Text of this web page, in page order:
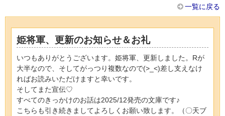
一覧に戻る
姫将軍、更新のお知らせ＆お礼
いつもありがとうございます。姫将軍、更新しました。Rが
大半なので、そしてがっつり複数なので(>_<)差し支えなけ
ればお読みいただけますと幸いです。
そしてまた宣伝♡
すべてのきっかけのお話は2025/12発売の文庫です♪
こちらも引き続きましてよろしくお願い致します。（〇天ブ